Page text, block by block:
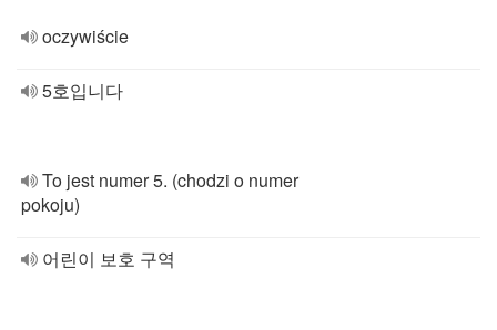
oczywiście
5호입니다
To jest numer 5. (chodzi o numer
pokoju)
어린이 보호 구역